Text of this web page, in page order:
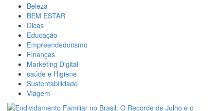
Beleza
BEM ESTAR
Dicas
Educação
Empreendedorismo
Finanças
Marketing Digital
saúde e Higiene
Sustentabilidade
Viagem